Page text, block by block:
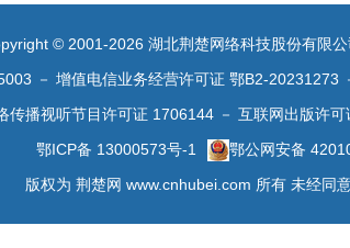
© 2001-2026 湖北荆楚网络科技股份有限
－ 增值电信业务经营许可证 鄂B2-20231273
传播视听节目许可证 1706144 － 互联网出版许
鄂ICP备 13000573号-1
鄂公网安备
版权为 荆楚网 www.cnhubei.com 所有 未经同